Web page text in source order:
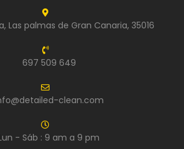
Las palmas de Gran Canaria, 35016
697 509 649
clean.com
- Sáb : 9 am a 9 pm